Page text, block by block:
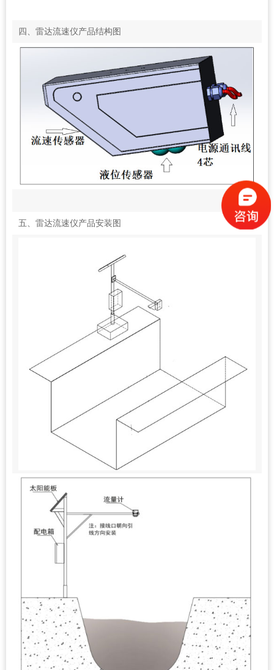
四、雷达流速仪产品结构图
五、雷达流速仪产品安装图